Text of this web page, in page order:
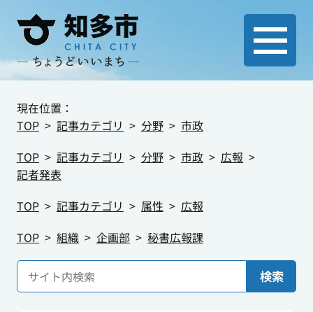
現在位置：
TOP
記事カテゴリ 分野
市政
TOP
記事カテゴリ 分野 市政
広報
記者発表
TOP
記事カテゴリ 属性
広報
TOP
組織 企画部 秘書広報課
検索